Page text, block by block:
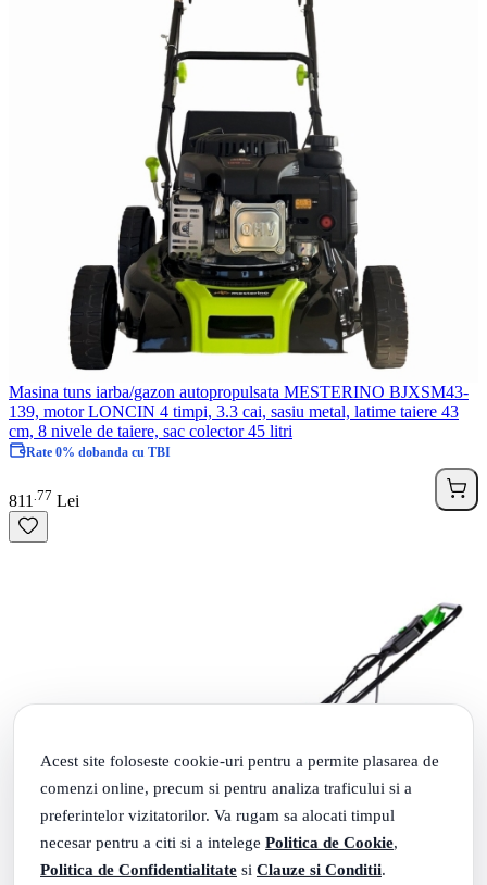
Acest site foloseste cookie-uri pentru a permite plasarea de
comenzi online, precum si pentru analiza traficului si a
preferintelor vizitatorilor. Va rugam sa alocati timpul
necesar pentru a citi si a intelege Politica de Cookie,
Politica de Confidentialitate si Clauze si Conditii.
Masina tuns iarba/gazon autopropulsata MESTERINO BJXSM43-
139, motor LONCIN 4 timpi, 3.3 cai, sasiu metal, latime taiere 43
cm, 8 nivele de taiere, sac colector 45 litri
Rate 0% dobanda cu TBI
811 77 Lei